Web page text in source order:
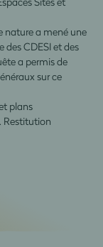
nature a mené une
CDESI et des
a permis de
sur ce
plans
Restitution